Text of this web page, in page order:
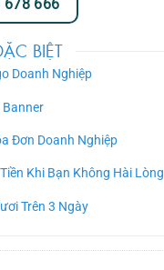
678 666
BIỆT
Doanh Nghiệp
Banner
Đơn Doanh Nghiệp
Khi Bạn Không Hài Lòng
Trên 3 Ngày